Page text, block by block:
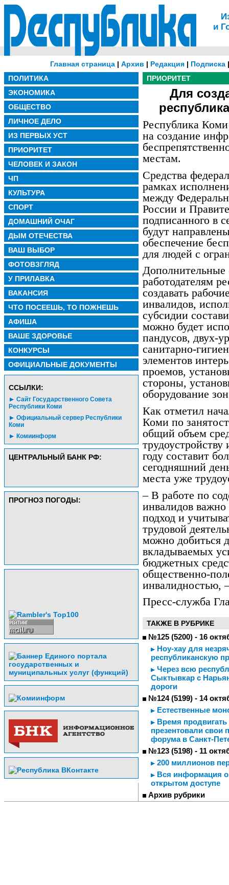
и
Главная страница | Архив | Редакция | Подписка
ПОЛИТИКА
ЭКОНОМИКА
ОБЩЕСТВО
ЛИЧНОЕ ДЕЛО
ИЗ ПЕРВЫХ УСТ
ПРИОРИТЕТ
ЧЕЛОВЕК И ЗАКОН
ЧП
КУЛЬТУРА
СПОРТ
ДОМАШНИЙ ОЧАГ
ДЫМ ОТЕЧЕСТВА
ВАШ ВЫБОР
ФОТОВЗГЛЯД
У ПРИЛАВКА
ВАКАНСИЯ
ЧТО ПОСЕЕШЬ, ТО ПОЖНЕШЬ
АФИША
ВАШЕ ЗДОРОВЬЕ
КОНКУРСЫ
ОФИЦИАЛЬНЫЕ ДОКУМЕНТЫ
CСЫЛКИ:
Сайт Государственного Совета
Республики Коми
Официальный сервер Республики
Коми
Комиинформ
ЦЕНТРАЛЬНЫЙ БАНК РФ:
ПРОГНОЗ ПОГОДЫ:
ПРИОРИТЕТ
Для
Республика
на создание
местам.
Средства
рамках
между
России и
подписанного в
будут
обеспечение
для людей с
Дополнительные
работодателям
создавать
инвалидов,
субсидии
можно будет
пандусов, двух-
санитарно-
элементов
проемов,
стороны,
оборудование
Как отметил
Коми по
общий объем
году составит
сегодняшний
места уже
– В работе по
инвалидов важно
подход и
трудовой
можно добиться
вкладываемых
бюджетных
общественно-
инвалидностью,
Пресс-служба
ТАКЖЕ В РУБРИКЕ
№125 (5200) - 16
Ноу-хау для
республиканскую
Через всю
Сыктывкар с
дороги
№124 (5199) - 14
Естественные
Время
презентовали свои
форума в Санкт-
№123 (5198) - 11
200 миллионов
Вся информация о
открытом доступе
Архив рубрики